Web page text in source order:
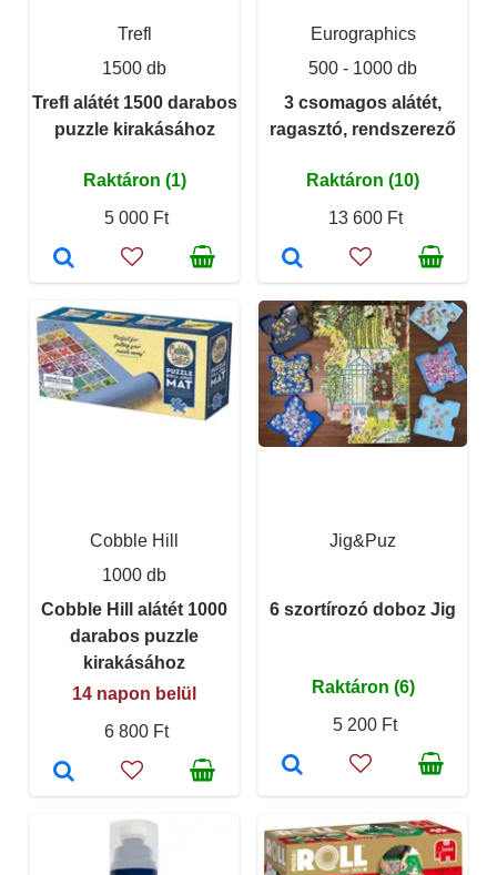
Trefl
1500 db
Trefl alátét 1500 darabos
puzzle kirakásához
Raktáron (1)
5 000 Ft
Eurographics
500 - 1000 db
3 csomagos alátét,
ragasztó, rendszerező
Raktáron (10)
13 600 Ft
Cobble Hill
1000 db
Cobble Hill alátét 1000
darabos puzzle
kirakásához
14 napon belül
6 800 Ft
Jig&Puz
6 szortírozó doboz Jig
Raktáron (6)
5 200 Ft